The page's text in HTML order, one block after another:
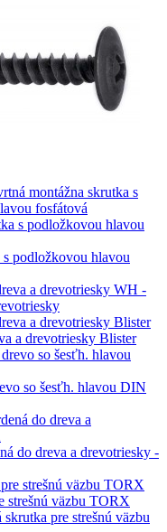
montážna skrutka s
fosfátová
podložkovou hlavou
WH -
a drevotriesky Blister
so šesťh. hlavou DIN
do dreva a drevotriesky -
strešnú väzbu TORX